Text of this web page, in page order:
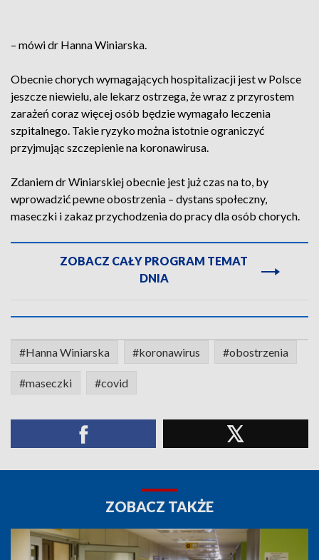
– mówi dr Hanna Winiarska.
Obecnie chorych wymagających hospitalizacji jest w Polsce
jeszcze niewielu, ale lekarz ostrzega, że wraz z przyrostem
zarażeń coraz więcej osób będzie wymagało leczenia
szpitalnego. Takie ryzyko można istotnie ograniczyć
przyjmując szczepienie na koronawirusa.
Zdaniem dr Winiarskiej obecnie jest już czas na to, by
wprowadzić pewne obostrzenia – dystans społeczny,
maseczki i zakaz przychodzenia do pracy dla osób chorych.
ZOBACZ CAŁY PROGRAM TEMAT
DNIA
#Hanna Winiarska #koronawirus #obostrzenia
#maseczki #covid
ZOBACZ TAKŻE